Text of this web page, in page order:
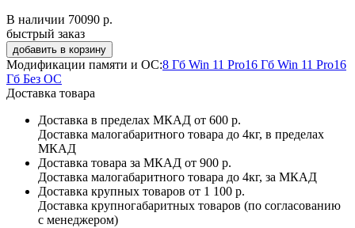
В наличии 70090 р.
быстрый заказ
Модификации памяти и ОС:8 Гб Win 11 Pro16 Гб Win 11 Pro16
Гб Без ОС
Доставка товара
Доставка в пределах МКАД от 600 р.
Доставка малогабаритного товара до 4кг, в пределах
МКАД
Доставка товара за МКАД от 900 р.
Доставка малогабаритного товара до 4кг, за МКАД
Доставка крупных товаров от 1 100 р.
Доставка крупногабаритных товаров (по согласованию
с менеджером)